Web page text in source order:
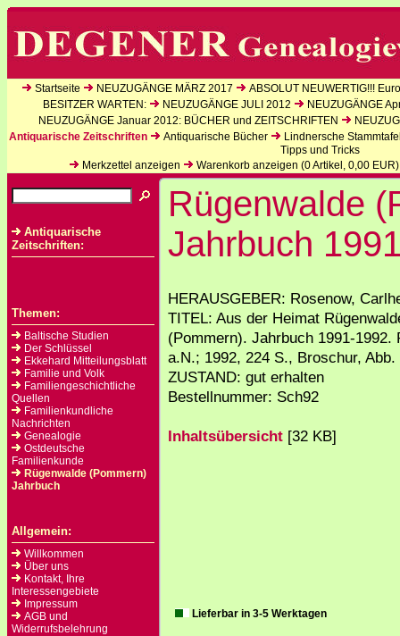
Startseite NEUZUGÄNGE MÄRZ 2017
ABSOLUT NEUWERTIG!!!
BESITZER WARTEN:
NEUZUGÄNGE JULI 2012
NEUZUGÄNGE
NEUZUGÄNGE Januar 2012: BÜCHER und ZEITSCHRIFTEN
Antiquarische Zeitschriften
Antiquarische Bücher
Lindnersche
Tipps und Tricks
Merkzettel anzeigen
Warenkorb anzeigen (0Artikel, 0,00 EUR)
Antiquarische
Zeitschriften:
Themen:
Baltische Studien
Der Schlüssel
Ekkehard Mitteilungsblatt
Familie und Volk
Familiengeschichtliche
Quellen
Familienkundliche
Nachrichten
Genealogie
Ostdeutsche
Familienkunde
Rügenwalde (Pommern)
Jahrbuch
Allgemein:
Willkommen
Über uns
Kontakt, Ihre
Interessengebiete
Impressum
AGB und
Widerrufsbelehrung
Rügenwalde
Jahrbuch
HERAUSGEBER: Rosenow,
TITEL: Aus der Heimat
(Pommern). Jahrbuch 1991-1992.
a.N.; 1992, 224 S., Broschur, Abb.
ZUSTAND: gut erhalten
Bestellnummer: Sch92
Inhaltsübersicht [32 KB]
Lieferbar in 3-5 Werktagen